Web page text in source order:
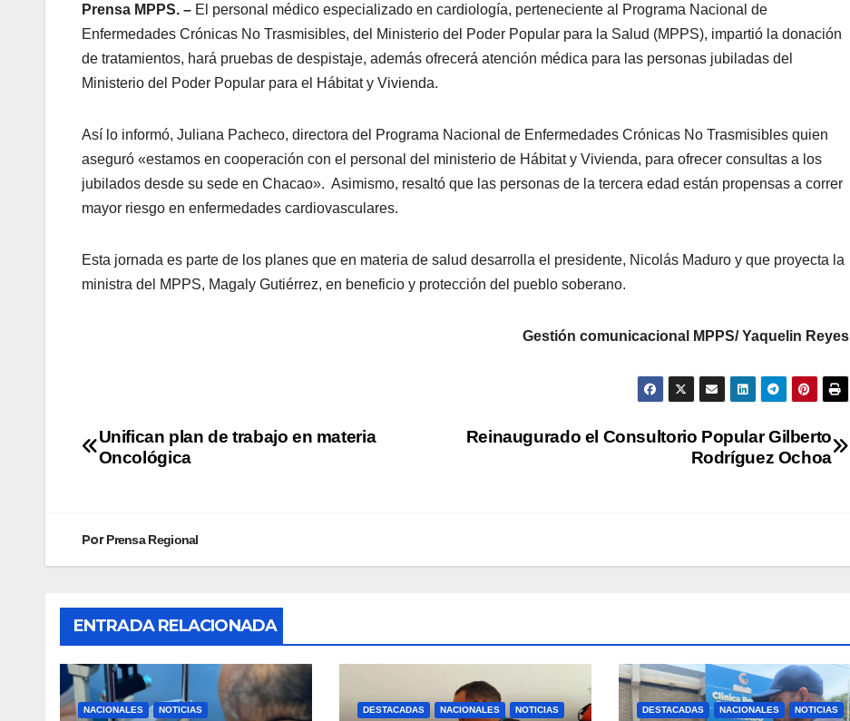
Prensa MPPS. – El personal médico especializado en cardiología, perteneciente al Programa Nacional de
Enfermedades Crónicas No Trasmisibles, del Ministerio del Poder Popular para la Salud (MPPS), impartió la donación
de tratamientos, hará pruebas de despistaje, además ofrecerá atención médica para las personas jubiladas del
Ministerio del Poder Popular para el Hábitat y Vivienda.
Así lo informó, Juliana Pacheco, directora del Programa Nacional de Enfermedades Crónicas No Trasmisibles quien
aseguró «estamos en cooperación con el personal del ministerio de Hábitat y Vivienda, para ofrecer consultas a los
jubilados desde su sede en Chacao». Asimismo, resaltó que las personas de la tercera edad están propensas a correr
mayor riesgo en enfermedades cardiovasculares.
Esta jornada es parte de los planes que en materia de salud desarrolla el presidente, Nicolás Maduro y que proyecta la
ministra del MPPS, Magaly Gutiérrez, en beneficio y protección del pueblo soberano.
Gestión comunicacional MPPS/ Yaquelin Reyes
Reinaugurado el Consultorio Popular Gilberto
Rodríguez Ochoa
Unifican plan de trabajo en materia
Oncológica
PorPrensa Regional
ENTRADA RELACIONADA
NACIONALES NOTICIAS DESTACADAS NACIONALES NOTICIAS DESTACADAS NACIONALES NOTICIAS